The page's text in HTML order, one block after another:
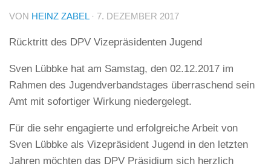
VON HEINZ ZABEL · 7. DEZEMBER 2017
Rücktritt des DPV Vizepräsidenten Jugend
Sven Lübbke hat am Samstag, den 02.12.2017 im
Rahmen des Jugendverbandstages überraschend sein
Amt mit sofortiger Wirkung niedergelegt.
Für die sehr engagierte und erfolgreiche Arbeit von
Sven Lübbke als Vizepräsident Jugend in den letzten
Jahren möchten das DPV Präsidium sich herzlich